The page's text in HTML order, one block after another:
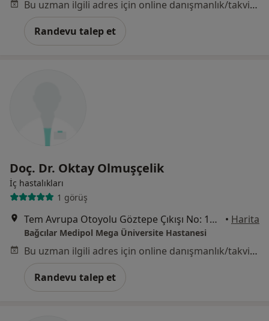
Bu uzman ilgili adres için online danışmanlık/takvim sunmuyor.
Randevu talep et
Doç. Dr. Oktay Olmuşçelik
İç hastalıkları
1 görüş
Tem Avrupa Otoyolu Göztepe Çıkışı No: 1Bağcılar, İstanbul • Harita
Bağcılar Medipol Mega Üniversite Hastanesi
Bu uzman ilgili adres için online danışmanlık/takvim sunmuyor.
Randevu talep et